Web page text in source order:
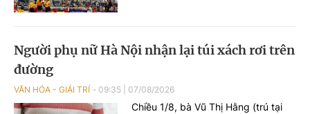
Người phụ nữ Hà Nội nhận lại túi xách rơi trên
đường
VĂN HÓA - GIẢI TRÍ 09:35 07/08/2026
Chiều 1/8, bà Vũ Thị Hằng (trú tại